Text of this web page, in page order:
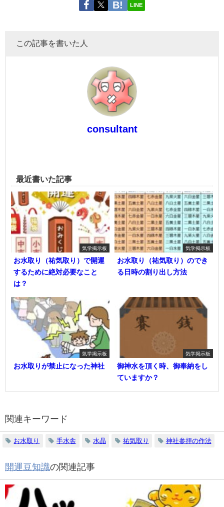
LINE
この記事を書いた人
consultant
最近書いた記事
気学掲示板
お水取り（祐気取り）で開運
するために絶対必要なこと
は？
気学掲示板
お水取り（祐気取り）のでき
る日時の割り出し方法
気学掲示板
お水取りが禁止になった神社
気学掲示板
御神水を頂く時、御奉納をし
ていますか？
関連キーワード
お水取り 手水舎 水晶 祐気取り 神社参拝の作法
開運豆知識の関連記事